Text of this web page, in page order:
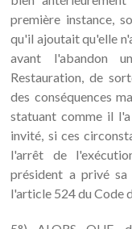
première instance,
qu'il ajoutait qu'elle
avant l'abandon
Restauration, de
des conséquences
statuant comme il
invité, si ces
l'arrêt de
président a privé
l'article 524 du Code